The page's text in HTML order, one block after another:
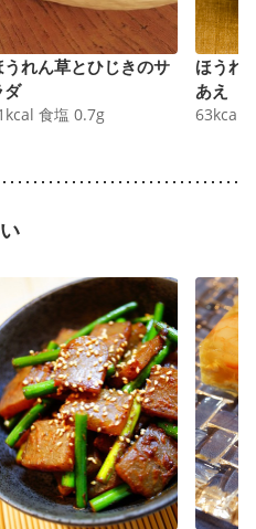
うれん草とひじきのサ
ダ
kcal 食塩 0.7g
ほうれ
あえ
63kcal